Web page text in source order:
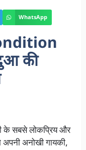
WhatsApp
की
के सबसे लोकप्रिय और
अनोखी गायकी,